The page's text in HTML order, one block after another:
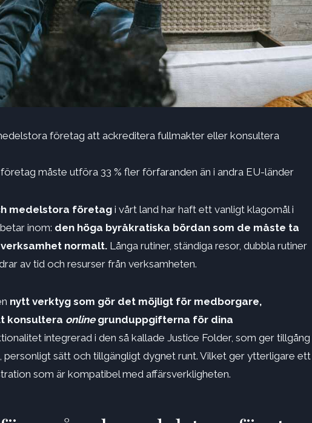
företag att ackreditera fullmakter eller konsultera
måste utföra 33 % fler förfaranden än i andra EU-länder
medelstora företag i vårt land har haft ett vanligt klagomål i
inom: den höga byråkratiska bördan som de måste ta
normalt. Långa rutiner, ständiga resor, dubbla rutiner
av tid och resurser från verksamheten.
nytt verktyg som gör det möjligt för medborgare,
konsultera onlinegrunduppgifterna för dina
integrerad i den så kallade Justice Folder, som ger tillgång
sätt och tillgängligt dygnet runt. Vilket ger ytterligare ett
som är kompatibel med affärsverkligheten.